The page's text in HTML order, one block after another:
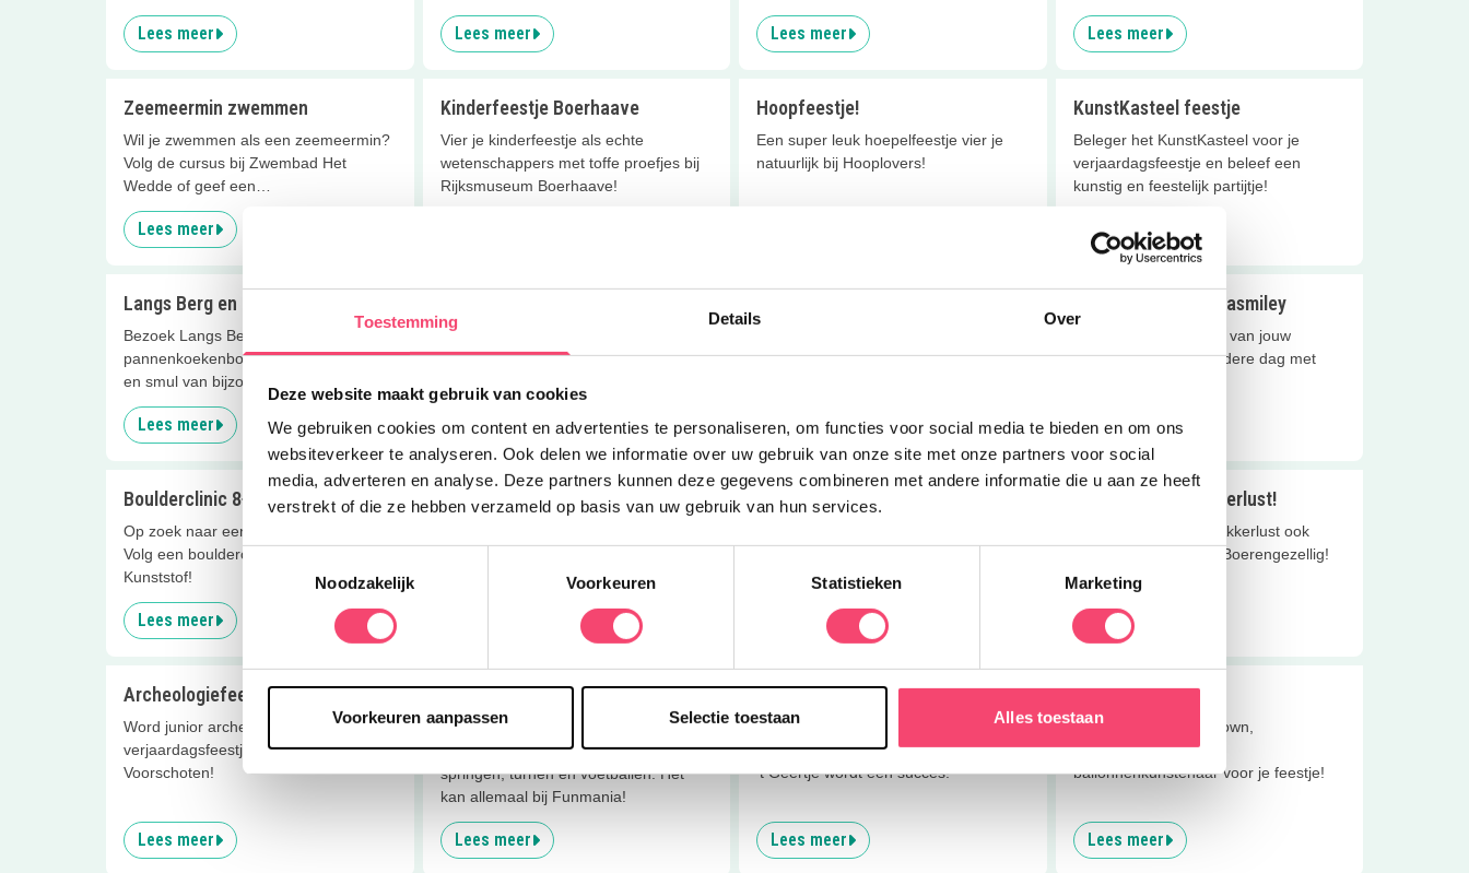
Toestemming Details Over
Deze website maakt gebruik van cookies
We gebruiken cookies om content en advertenties te personaliseren, om functies voor social media te bieden en om ons
websiteverkeer te analyseren. Ook delen we informatie over uw gebruik van onze site met onze partners voor social
media, adverteren en analyse. Deze partners kunnen deze gegevens combineren met andere informatie die u aan ze heeft
verstrekt of die ze hebben verzameld op basis van uw gebruik van hun services.
Toestemmingsselectie
Noodzakelijk
Voorkeuren Statistieken Marketing
Voorkeuren aanpassen Selectie toestaan Alles toestaan
Lees meer Lees meer Lees meer Lees meer
Zeemeermin zwemmen
Wil je zwemmen als een zeemeermin?
Volg de cursus bij Zwembad Het
Wedde of geef een
zeemeerminfeestje!
Lees meer
Kinderfeestje Boerhaave
Vier je kinderfeestje als echte
wetenschappers met toffe proefjes bij
Rijksmuseum Boerhaave!
Hoopfeestje!
Een super leuk hoepelfeestje vier je
natuurlijk bij Hooplovers!
KunstKasteel feestje
Beleger het KunstKasteel voor je
verjaardagsfeestje en beleef een
kunstig en feestelijk partijtje!
Lees meer
Langs Berg en Dal
Bezoek Langs Berg en Dal
pannenkoekenboerderij in Noordwijk
en smul van bijzondere pannenkoeken.
Lees meer
Ga voor een uniek & creatief
kinderfeestje naar Atelier Kleurstof!
Lees meer
lasergamen. Combineer het met
Lees meer
Yogafeestje bij Yogasmiley
Maak met Yogasmiley van jouw
verjaardag een bijzondere dag met
Lees meer
Boulderclinic 8+
Op zoek naar een stoer kinderfeestje?
Volg een boulderclinic bij Boulderhal
Kunststof!
Lees meer
Natuur is een feest
een natuurfeestje iets voor jou!
Surfschool Katwijk feest
Surfschool-Katwijk!
Lees meer
Kinderfeestjes Akkerlust!
Wist je dat Boerderij Akkerlust ook
kinderfeestjes geeft? Boerengezellig!
Lees meer
Archeologiefeestje!
Word junior archeoloog tijdens jouw
verjaardagsfeestje bij Museum
Voorschoten!
Lees meer
Actief funpark feestje, klimmen
en spelen bij Funmania
Indoor of outdoor klimmen, klauteren,
springen, turnen en voetballen. Het
kan allemaal bij Funmania!
Lees meer
Partijtje bij ’t Geertje
Dieren knuffelen, geitjes voeren,
paardje rijden. Je partijtje bij Boerderij
't Geertje wordt een succes!
Lees meer
Ballonnenfeestje
Huur een ballonnenclown,
ballonvouwer of een
ballonnenkunstenaar voor je feestje!
Lees meer